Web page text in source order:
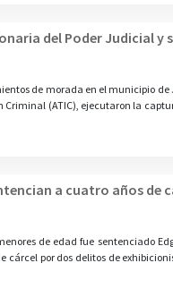
del Poder Judicial y
de morada en el municipio de
Criminal (ATIC), ejecutaron la
a cuatro años de
de edad fue sentenciado
por dos delitos de